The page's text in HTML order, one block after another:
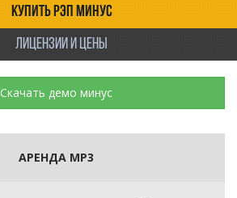
КУПИТЬ РЭП МИНУС
ЛИЦЕНЗИИ И ЦЕНЫ
Скачать демо минус
АРЕНДА MP3